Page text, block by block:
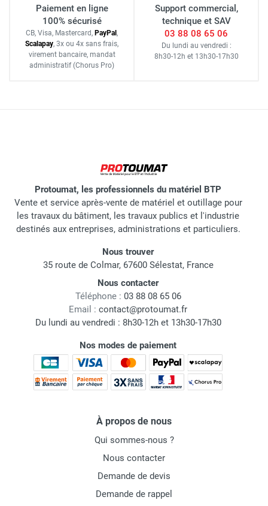
Paiement en ligne
100% sécurisé
CB, Visa, Mastercard, PayPal,
Scalapay, 3x ou 4x sans frais,
virement bancaire, mandat
administratif (Chorus Pro)
Support commercial,
technique et SAV
03 88 08 65 06
Du lundi au vendredi :
8h30-12h et 13h30-17h30
Protoumat, les professionnels du matériel BTP
Vente et service après-vente de matériel et outillage pour
les travaux du bâtiment, les travaux publics et l'industrie
destinés aux entreprises, administrations et particuliers.
Nous trouver
35 route de Colmar, 67600 Sélestat, France
Nous contacter
Téléphone : 03 88 08 65 06
Email : contact@protoumat.fr
Du lundi au vendredi : 8h30-12h et 13h30-17h30
Nos modes de paiement
À propos de nous
Qui sommes-nous ?
Nous contacter
Demande de devis
Demande de rappel